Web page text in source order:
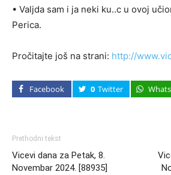
• Valjda sam i ja neki ku..c u ovoj
Perica.
Pročitajte još na strani: http://
Facebook 0 Twitter
Prethodni tekst
Vicevi dana za Petak, 8.
Novembar 2024. [88935]